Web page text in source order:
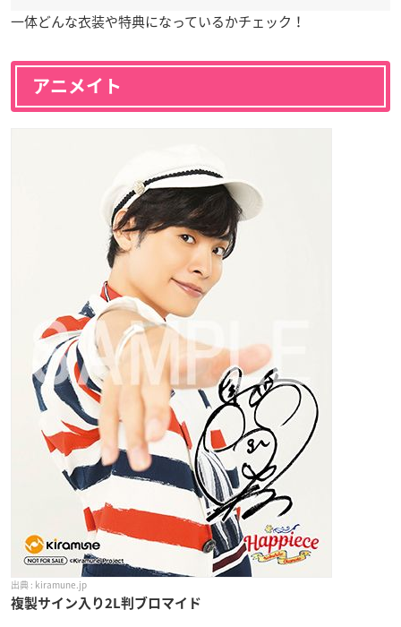
一体どんな衣装や特典になっているかチェック！
アニメイト
kiramune.jp
複製サイン入り2L判ブロマイド